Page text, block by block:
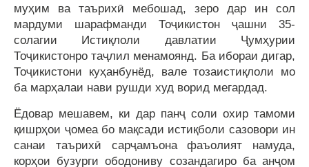
муҳим ва таърихӣ мебошад, зеро дар ин сол
мардуми шарафманди Тоҷикистон ҷашни 35-
солагии Истиқлоли давлатии Ҷумҳурии
Тоҷикистонро таҷлил менамоянд. Ба ибораи дигар,
Тоҷикистони куҳанбунёд, вале тозаистиқлоли мо
ба марҳалаи нави рушди худ ворид мегардад.
Ёдовар мешавем, ки дар панҷ соли охир тамоми
қишрҳои ҷомеа бо мақсади истиқболи сазовори ин
санаи таърихӣ сарҷамъона фаъолият намуда,
корҳои бузурги ободониву созандагиро ба анҷом